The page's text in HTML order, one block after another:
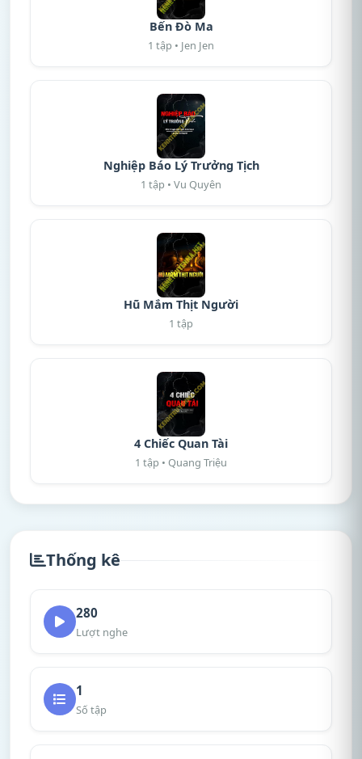
Bến Đò Ma
1 tập • Jen Jen
Nghiệp Báo Lý Trưởng Tịch
1 tập • Vu Quyên
Hũ Mắm Thịt Người
1 tập
4 Chiếc Quan Tài
1 tập • Quang Triệu
Thống kê
280
Lượt nghe
1
Số tập